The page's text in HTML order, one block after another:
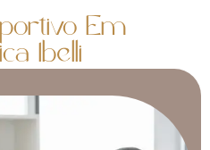
Em
Ibelli